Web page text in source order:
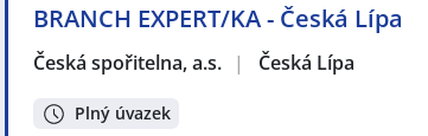
BRANCH EXPERT/KA - Česká Lípa
Česká spořitelna, a.s. | Česká Lípa
Plný úvazek